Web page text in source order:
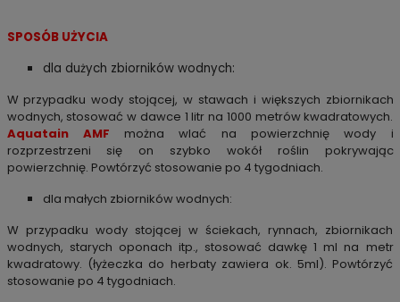
SPOSÓB UŻYCIA
dla dużych zbiorników wodnych:
W przypadku wody stojącej, w stawach i większych zbiornikach
wodnych, stosować w dawce 1 litr na 1000 metrów kwadratowych.
Aquatain AMF można wlać na powierzchnię wody i
rozprzestrzeni się on szybko wokół roślin pokrywając
powierzchnię. Powtórzyć stosowanie po 4 tygodniach.
dla małych zbiorników wodnych:
W przypadku wody stojącej w ściekach, rynnach, zbiornikach
wodnych, starych oponach itp., stosować dawkę 1 ml na metr
kwadratowy. (łyżeczka do herbaty zawiera ok. 5ml). Powtórzyć
stosowanie po 4 tygodniach.